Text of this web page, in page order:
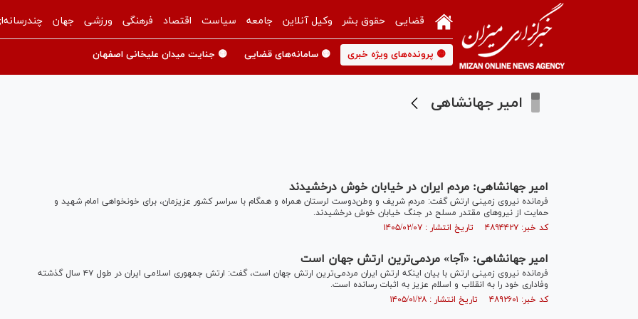
قضایی حقوق بشر وکیل آنلاین جامعه سیاست اقتصاد فرهنگی ورزشی جهان
🟡 پرونده‌های ویژه خبری 🟡 سامانه‌های قضایی 🟡 جنایت میدان علیخانی اصفهان
امیر جهانشاهی
امیر جهانشاهی: مردم ایران در خیابان خوش درخشیدند
فرمانده نیروی زمینی ارتش گفت: مردم شریف و وطن‌دوست لرستان همراه و همگام با سراسر کشور عزیزمان، برای خونخواهی امام شهید و
حمایت از نیرو‌های مقتدر مسلح در جنگ خیابان خوش درخشیدند.
کد خبر: ۴۸۹۴۴۲۷ تاریخ انتشار : ۱۴۰۵/۰۲/۰۷
امیر جهانشاهی: «آجا» مردمی‌ترین ارتش جهان است
فرمانده نیروی زمینی ارتش با بیان اینکه ارتش ایران مردمی‌ترین ارتش جهان است، گفت: ارتش جمهوری اسلامی ایران در طول ۴۷ سال گذشته
وفاداری خود را به انقلاب و اسلام عزیز به اثبات رسانده است.
کد خبر: ۴۸۹۲۶۰۱ تاریخ انتشار : ۱۴۰۵/۰۱/۲۸